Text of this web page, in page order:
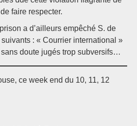
faire respecter.
a d’ailleurs empêché S. de
: « Courrier international »
doute jugés trop subversifs…
ce week end du 10, 11, 12